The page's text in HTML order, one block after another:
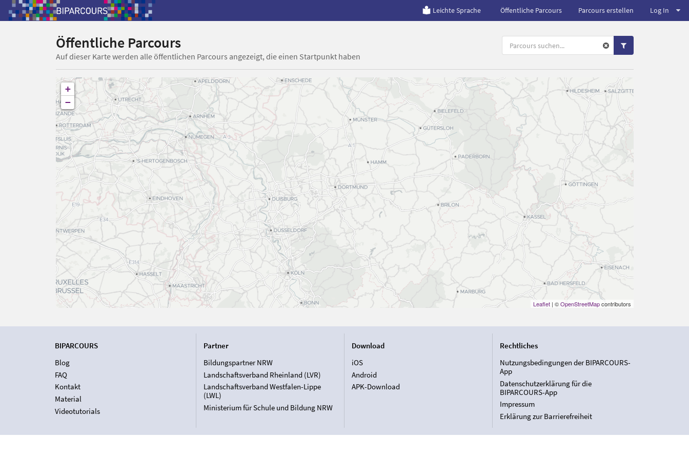
Leichte Sprache Öffentliche Parcours Parcours erstellen Log In
Öffentliche Parcours
Auf dieser Karte werden alle öffentlichen Parcours angezeigt, die einen Startpunkt haben
+
−
Leaflet| ©OpenStreetMapcontributors
BIPARCOURS
Blog
FAQ
Kontakt
Material
Videotutorials
Partner
Bildungspartner NRW
Landschaftsverband Rheinland (LVR)
Landschaftsverband Westfalen-Lippe
(LWL)
Ministerium für Schule und Bildung NRW
Download
iOS
Android
APK-Download
Rechtliches
Nutzungsbedingungen der BIPARCOURS-
App
Datenschutzerklärung für die
BIPARCOURS-App
Impressum
Erklärung zur Barrierefreiheit